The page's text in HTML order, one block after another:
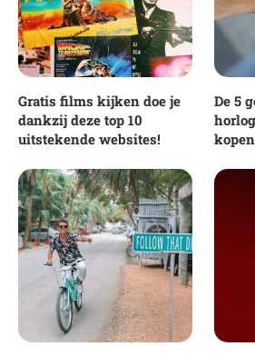
Gratis films kijken doe je
dankzij deze top 10
uitstekende websites!
De 5
kopen